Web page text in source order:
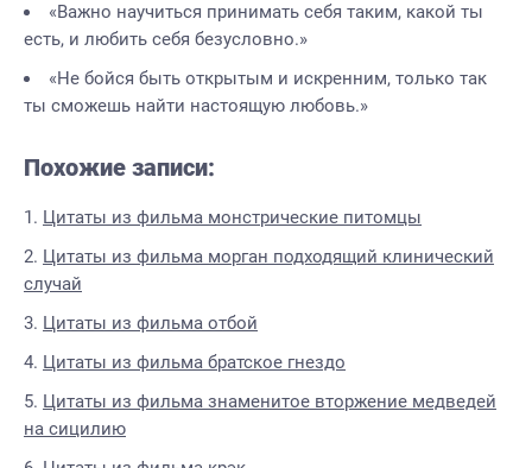
«Важно научиться принимать себя таким, какой ты
есть, и любить себя безусловно.»
«Не бойся быть открытым и искренним, только так
ты сможешь найти настоящую любовь.»
Похожие записи:
Цитаты из фильма монстрические питомцы
Цитаты из фильма морган подходящий клинический
случай
Цитаты из фильма отбой
Цитаты из фильма братское гнездо
Цитаты из фильма знаменитое вторжение медведей
на сицилию